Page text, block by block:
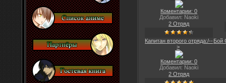
Коментарии: 0
Добавил: Naoki
2 Отряд
Капитан второго отряда:/--
>
Коментарии: 0
Добавил: Naoki
2 Отряд
Бой